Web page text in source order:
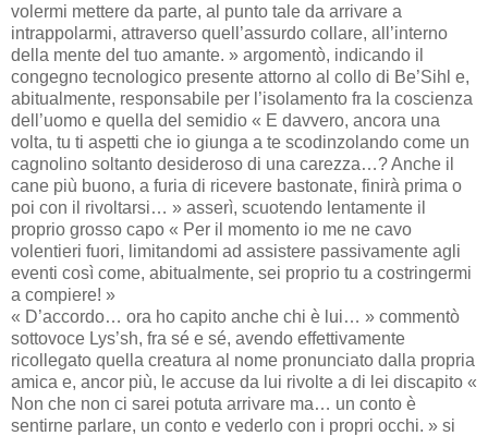
volermi mettere da parte, al punto tale da arrivare a
intrappolarmi, attraverso quell’assurdo collare, all’interno
della mente del tuo amante. » argomentò, indicando il
congegno tecnologico presente attorno al collo di Be’Sihl e,
abitualmente, responsabile per l’isolamento fra la coscienza
dell’uomo e quella del semidio « E davvero, ancora una
volta, tu ti aspetti che io giunga a te scodinzolando come un
cagnolino soltanto desideroso di una carezza…? Anche il
cane più buono, a furia di ricevere bastonate, finirà prima o
poi con il rivoltarsi… » asserì, scuotendo lentamente il
proprio grosso capo « Per il momento io me ne cavo
volentieri fuori, limitandomi ad assistere passivamente agli
eventi così come, abitualmente, sei proprio tu a costringermi
a compiere! »
« D’accordo… ora ho capito anche chi è lui… » commentò
sottovoce Lys’sh, fra sé e sé, avendo effettivamente
ricollegato quella creatura al nome pronunciato dalla propria
amica e, ancor più, le accuse da lui rivolte a di lei discapito «
Non che non ci sarei potuta arrivare ma… un conto è
sentirne parlare, un conto e vederlo con i propri occhi. » si